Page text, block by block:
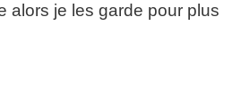
alors je les garde pour plus